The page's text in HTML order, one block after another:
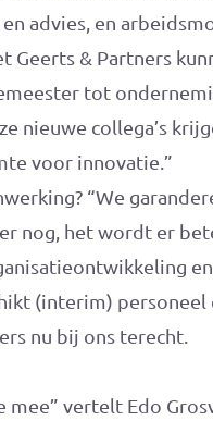
advies, en
Geerts & Partners
tot
nieuwe collega’s
voor innovatie.”
“We
nog, het wordt er
(interim) personeel
nu bij ons terecht.
vertelt Edo